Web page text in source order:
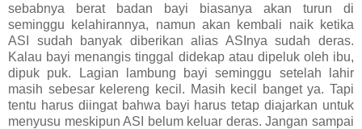
sebabnya berat badan bayi biasanya akan turun di
seminggu kelahirannya, namun akan kembali naik ketika
ASI sudah banyak diberikan alias ASInya sudah deras.
Kalau bayi menangis tinggal didekap atau dipeluk oleh ibu,
dipuk puk. Lagian lambung bayi seminggu setelah lahir
masih sebesar kelereng kecil. Masih kecil banget ya. Tapi
tentu harus diingat bahwa bayi harus tetap diajarkan untuk
menyusu meskipun ASI belum keluar deras. Jangan sampai